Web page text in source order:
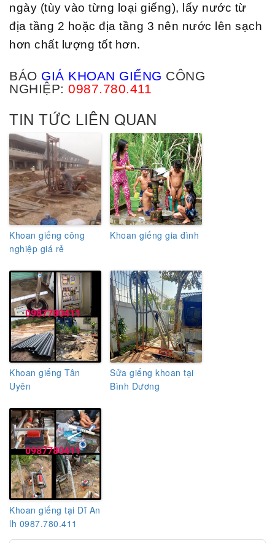
ngày (tùy vào từng loại giếng), lấy nước từ
địa tầng 2 hoặc địa tầng 3 nên nước lên sạch
hơn chất lượng tốt hơn.
BÁO GIÁ KHOAN GIẾNG CÔNG
NGHIỆP: 0987.780.411
TIN TỨC LIÊN QUAN
Khoan giếng công
nghiệp giá rẻ
Khoan giếng gia đình
Khoan giếng Tân
Uyên
Sửa giếng khoan tại
Bình Dương
Khoan giếng tại Dĩ An
lh 0987.780.411